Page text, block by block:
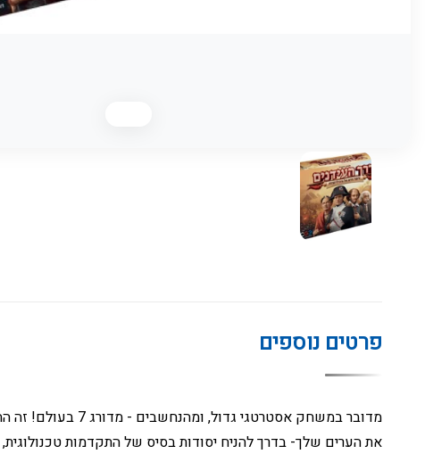
פרטים נוספים
מדובר במשחק
את הערים שלך- בדרך להניח יסודות בסיס של התקדמות